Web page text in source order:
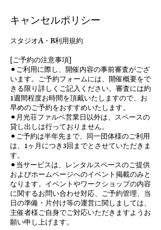
キャンセルポリシー
スタジオA・B利用規約
[ご予約の注意事項]
⚫︎ご利用に際し、開催内容の事前審査がござ
います。ご予約フォームには、開催概要をで
きる限り詳しくご記入ください。審査には約
1週間程度お時間を頂戴いたしますので、お
早めのご予約をおすすめいたします。
⚫︎月光荘ファルベ営業日以外は、スペースの
貸し出しは行っておりません。
⚫︎ご予約は半年先まで、同一団体様のご利用
は、1ヶ月につき3回までとさせていただきま
す。
⚫︎当サービスは、レンタルスペースのご提供
およびホームページへのイベント掲載のみと
なります。イベントやワークショップの内容
に関するお問い合わせ対応、ご予約管理、当
日の準備・片付け等の運営に関しましては、
主催者様ご自身でご対応いただきますようお
願い申し上げます。